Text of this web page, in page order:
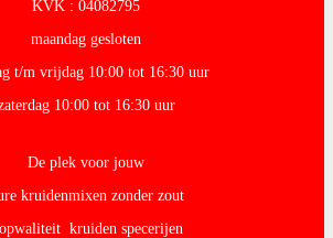
KVK : 04082795
maandag gesloten
t/m vrijdag 10:00 tot 16:30 uur
10:00 tot 16:30 uur
De plek voor jouw
kruidenmixen zonder zout
kruiden specerijen